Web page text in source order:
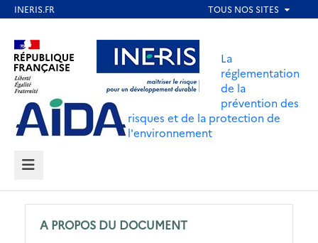
contenu
principal
Aller au contenu Aller au menu
Aller au pied de page
La
réglementation
de la
prévention des
risques et de la protection de
l'environnement
MENU
A PROPOS DU DOCUMENT